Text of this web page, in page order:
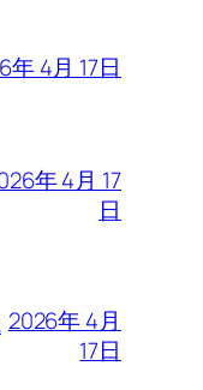
年 4月 17日
年 4月 17
日
2026年 4月
17日